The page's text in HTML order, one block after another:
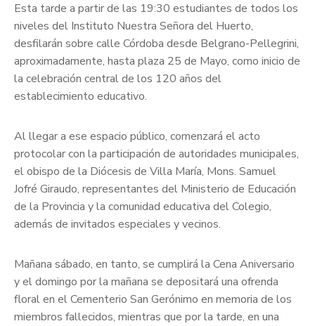
Esta tarde a partir de las 19:30 estudiantes de todos los
niveles del Instituto Nuestra Señora del Huerto,
desfilarán sobre calle Córdoba desde Belgrano-Pellegrini,
aproximadamente, hasta plaza 25 de Mayo, como inicio de
la celebración central de los 120 años del
establecimiento educativo.
Al llegar a ese espacio público, comenzará el acto
protocolar con la participación de autoridades municipales,
el obispo de la Diócesis de Villa María, Mons. Samuel
Jofré Giraudo, representantes del Ministerio de Educación
de la Provincia y la comunidad educativa del Colegio,
además de invitados especiales y vecinos.
Mañana sábado, en tanto, se cumplirá la Cena Aniversario
y el domingo por la mañana se depositará una ofrenda
floral en el Cementerio San Gerónimo en memoria de los
miembros fallecidos, mientras que por la tarde, en una